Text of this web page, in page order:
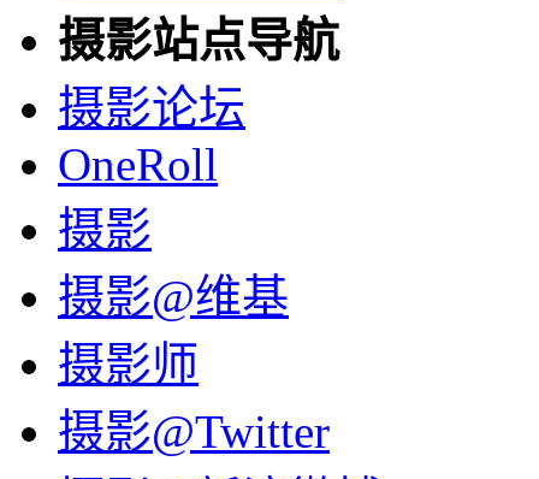
摄影站点导航
摄影论坛
OneRoll
摄影
摄影@维基
摄影师
摄影@Twitter